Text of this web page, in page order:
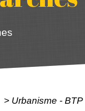
> Urbanisme - BTP